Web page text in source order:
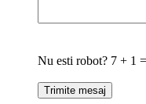
Nu esti robot? 7 + 1 =